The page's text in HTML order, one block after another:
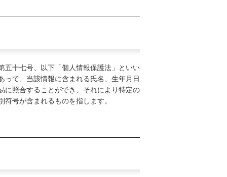
五十七号、以下「個人情報保護法」といい
って、当該情報に含まれる氏名、生年月日
に照合することができ、それにより特定の
号が含まれるものを指します。